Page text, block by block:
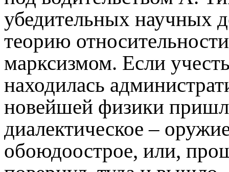
убедительных научных
теорию
марксизмом. Если
находилась
новейшей физики
диалектическое –
обоюдоострое, или,